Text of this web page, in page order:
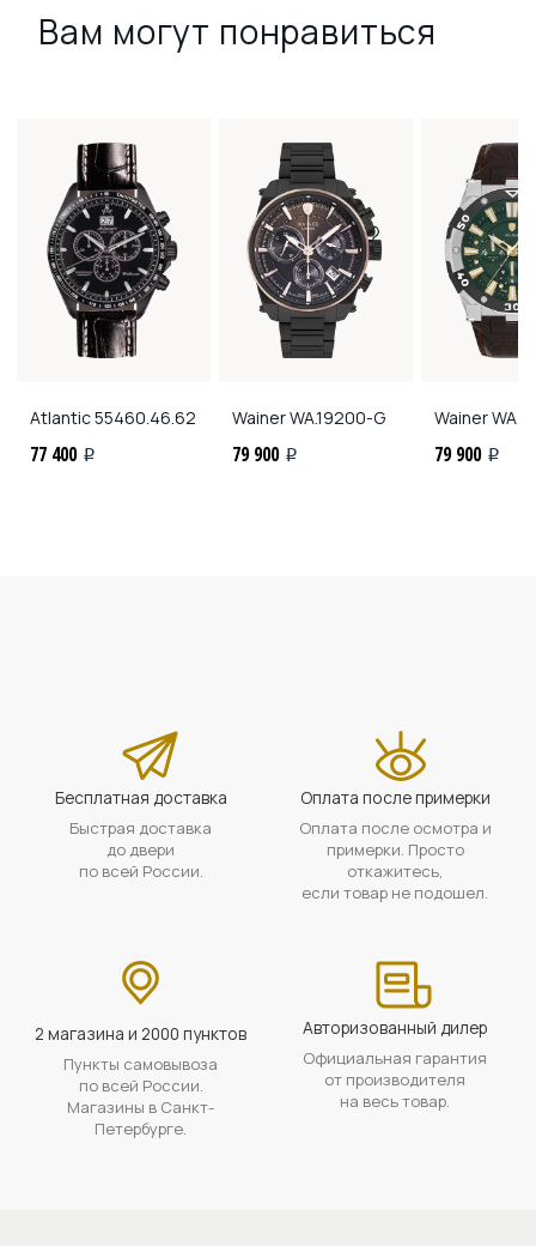
Вам могут понравиться
Atlantic55460.46.62
77 400 i
WainerWA.19200-G
79 900 i
Wainer
79 900 i
Бесплатная доставка
Быстрая доставка
до двери
по всей России.
Оплата после примерки
Оплата после осмотра и
примерки. Просто
откажитесь,
если товар не подошел.
2 магазина и 2000 пунктов
Пункты самовывоза
по всей России.
Магазины в Санкт-
Петербурге.
Авторизованный дилер
Официальная гарантия
от производителя
на весь товар.